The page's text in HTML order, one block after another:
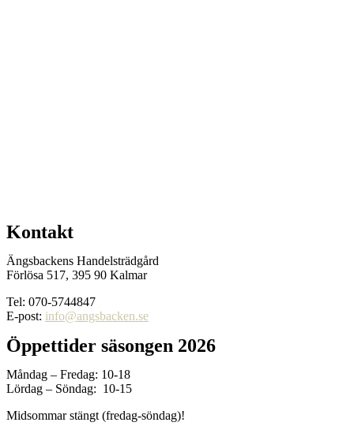
Kontakt
Ängsbackens Handelsträdgård
Förlösa 517, 395 90 Kalmar
Tel: 070-5744847
E-post: info@angsbacken.se
Öppettider säsongen 2026
Måndag – Fredag: 10-18
Lördag – Söndag: 10-15
Midsommar stängt (fredag-söndag)!